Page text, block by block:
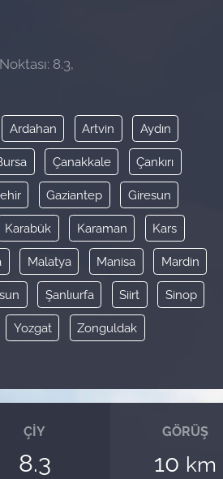
8.3,
Ardahan Artvin Aydın
Çanakkale Çankırı
Gaziantep Giresun
Karabük Karaman Kars
Malatya Manisa Mardin
Şanlıurfa Siirt Sinop
Yozgat Zonguldak
ÇIY
8.3
GÖRÜŞ
10 km